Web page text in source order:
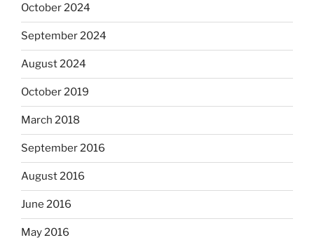
October 2024
September 2024
August 2024
October 2019
March 2018
September 2016
August 2016
June 2016
May 2016